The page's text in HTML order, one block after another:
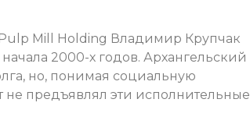
Mill Holding Владимир Крупчак
2000-х годов. Архангельский
но, понимая социальную
не предъявлял эти исполнительные